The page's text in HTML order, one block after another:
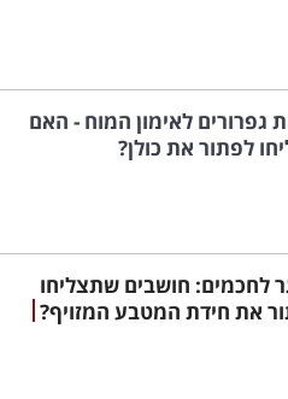
גפרורים לאימון המוח - האם
לפתור את כולן?
לחכמים: חושבים שתצליחו
את חידת המטבע המזויף?